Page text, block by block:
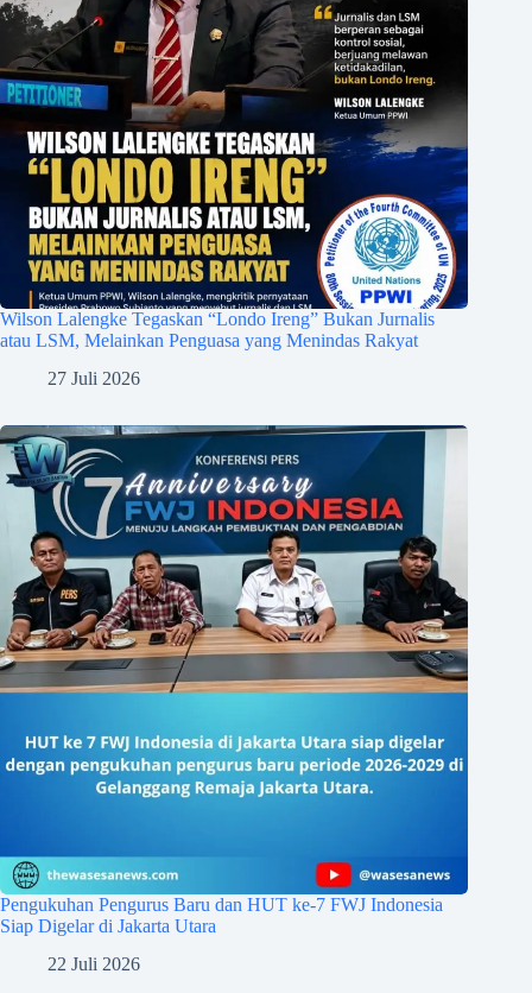
Wilson Lalengke Tegaskan “Londo Ireng” Bukan Jurnalis
atau LSM, Melainkan Penguasa yang Menindas Rakyat
27 Juli 2026
Pengukuhan Pengurus Baru dan HUT ke-7 FWJ Indonesia
Siap Digelar di Jakarta Utara
22 Juli 2026